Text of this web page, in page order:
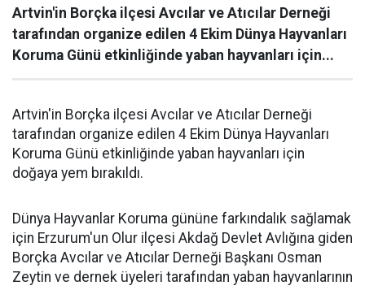
Artvin'in Borçka ilçesi Avcılar ve Atıcılar Derneği
tarafından organize edilen 4 Ekim Dünya Hayvanları
Koruma Günü etkinliğinde yaban hayvanları için...
Artvin'in Borçka ilçesi Avcılar ve Atıcılar Derneği
tarafından organize edilen 4 Ekim Dünya Hayvanları
Koruma Günü etkinliğinde yaban hayvanları için
doğaya yem bırakıldı.
Dünya Hayvanlar Koruma gününe farkındalık sağlamak
için Erzurum'un Olur ilçesi Akdağ Devlet Avlığına giden
Borçka Avcılar ve Atıcılar Derneği Başkanı Osman
Zeytin ve dernek üyeleri tarafından yaban hayvanlarının